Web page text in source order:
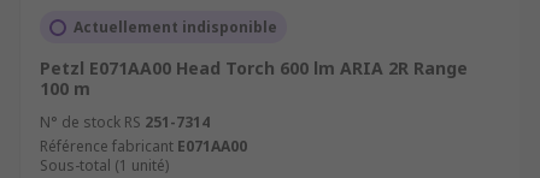
Actuellement indisponible
Petzl E071AA00 Head Torch 600 lm ARIA 2R Range
100 m
N° de stock RS 251-7314
Référence fabricant E071AA00
Sous-total (1 unité)